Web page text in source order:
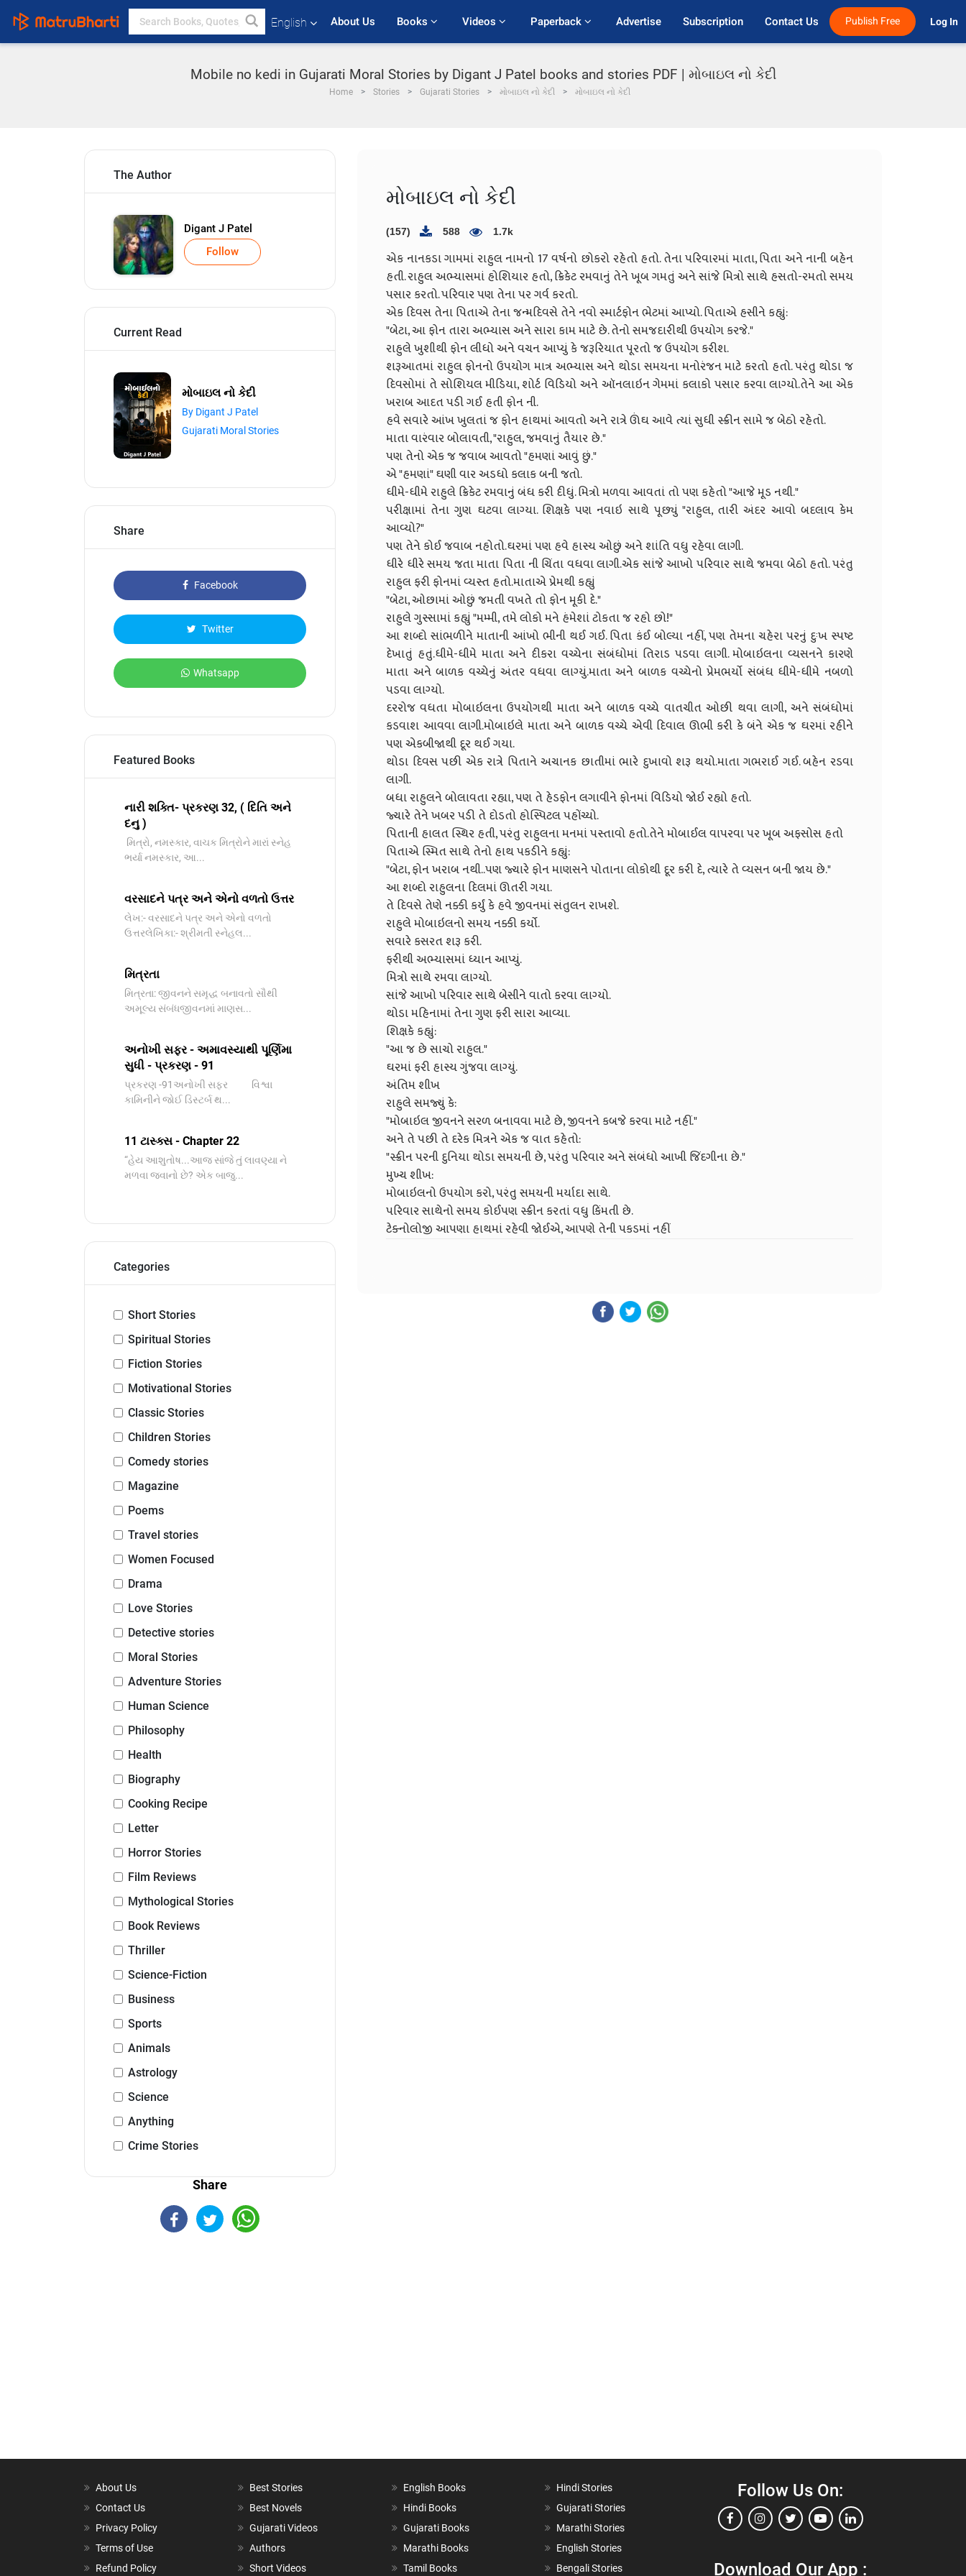
English About Us Books Videos Paperback Advertise Subscription Contact Us Publish Free Log In
Mobile no kedi in Gujarati Moral Stories by Digant J Patel books and stories PDF | મોબાઇલ નો કેદી
Home Stories Gujarati Stories મોબાઇલ નો કેદી મોબાઇલ નો કેદી
The Author
Digant J Patel
Follow
Current Read
મોબાઇલ નો કેદી
By Digant J Patel
Gujarati Moral Stories
Share
Facebook
Twitter
Whatsapp
Featured Books
નારી શક્તિ- પ્રકરણ 32, ( દિતિ અને
દનુ )
મિત્રો, નમસ્કાર, વાચક મિત્રોને મારાં સ્નેહ
ભર્યા નમસ્કાર, આ...
વરસાદને પત્ર અને એનો વળતો ઉત્તર
લેખ:- વરસાદને પત્ર અને એનો વળતો
ઉત્તરલેખિકા:- શ્રીમતી સ્નેહલ...
મિત્રતા
મિત્રતા: જીવનને સમૃદ્ધ બનાવતો સૌથી
અમૂલ્ય સંબંધજીવનમાં માણસ...
અનોખી સફર - અમાવસ્યાથી પૂર્ણિમા
સુધી - પ્રકરણ - 91
પ્રકરણ -91અનોખી સફર વિશ્વા
કામિનીને જોઈ ડિસ્ટર્બ થ...
11 ટાસ્ક્સ - Chapter 22
“હેય આશુતોષ...આજ સાંજે તું લાવણ્યા ને
મળવા જવાનો છે? એક બાજુ...
Categories
Short Stories
Spiritual Stories
Fiction Stories
Motivational Stories
Classic Stories
Children Stories
Comedy stories
Magazine
Poems
Travel stories
Women Focused
Drama
Love Stories
Detective stories
Moral Stories
Adventure Stories
Human Science
Philosophy
Health
Biography
Cooking Recipe
Letter
Horror Stories
Film Reviews
Mythological Stories
Book Reviews
Thriller
Science-Fiction
Business
Sports
Animals
Astrology
Science
Anything
Crime Stories
Share
મોબાઇલ નો કેદી
(157) 588 1.7k
એક નાનકડા ગામમાં રાહુલ નામનો 17 વર્ષનો છોકરો રહેતો હતો. તેના પરિવારમાં માતા, પિતા અને નાની બહેન
હતી. રાહુલ અભ્યાસમાં હોશિયાર હતો, ક્રિકેટ રમવાનું તેને ખૂબ ગમતું અને સાંજે મિત્રો સાથે હસતો-રમતો સમય
પસાર કરતો. પરિવાર પણ તેના પર ગર્વ કરતો.
એક દિવસ તેના પિતાએ તેના જન્મદિવસે તેને નવો સ્માર્ટફોન ભેટમાં આપ્યો. પિતાએ હસીને કહ્યું:
"બેટા, આ ફોન તારા અભ્યાસ અને સારા કામ માટે છે. તેનો સમજદારીથી ઉપયોગ કરજે."
રાહુલે ખુશીથી ફોન લીધો અને વચન આપ્યું કે જરૂરિયાત પૂરતો જ ઉપયોગ કરીશ.
શરૂઆતમાં રાહુલ ફોનનો ઉપયોગ માત્ર અભ્યાસ અને થોડા સમયના મનોરંજન માટે કરતો હતો. પરંતુ થોડા જ
દિવસોમાં તે સોશિયલ મીડિયા, શોર્ટ વિડિયો અને ઑનલાઇન ગેમમાં કલાકો પસાર કરવા લાગ્યો.તેને આ એક
ખરાબ આદત પડી ગઈ હતી ફોન ની.
હવે સવારે આંખ ખુલતાં જ ફોન હાથમાં આવતો અને રાત્રે ઊંઘ આવે ત્યાં સુધી સ્ક્રીન સામે જ બેઠો રહેતો.
માતા વારંવાર બોલાવતી, "રાહુલ, જમવાનું તૈયાર છે."
પણ તેનો એક જ જવાબ આવતો "હમણાં આવું છું."
એ "હમણાં" ઘણી વાર અડધો કલાક બની જતો.
ધીમે-ધીમે રાહુલે ક્રિકેટ રમવાનું બંધ કરી દીધું. મિત્રો મળવા આવતાં તો પણ કહેતો "આજે મૂડ નથી."
પરીક્ષામાં તેના ગુણ ઘટવા લાગ્યા. શિક્ષકે પણ નવાઇ સાથે પૂછ્યું "રાહુલ, તારી અંદર આવો બદલાવ કેમ
આવ્યો?"
પણ તેને કોઈ જવાબ નહોતો.ઘરમાં પણ હવે હાસ્ય ઓછું અને શાંતિ વધુ રહેવા લાગી.
ધીરે ધીરે સમય જતા માતા પિતા ની ચિંતા વધવા લાગી.એક સાંજે આખો પરિવાર સાથે જમવા બેઠો હતો. પરંતુ
રાહુલ ફરી ફોનમાં વ્યસ્ત હતો.માતાએ પ્રેમથી કહ્યું
"બેટા, ઓછામાં ઓછું જમતી વખતે તો ફોન મૂકી દે."
રાહુલે ગુસ્સામાં કહ્યું "મમ્મી, તમે લોકો મને હંમેશાં ટોકતા જ રહો છો!"
આ શબ્દો સાંભળીને માતાની આંખો ભીની થઈ ગઈ. પિતા કંઈ બોલ્યા નહીં, પણ તેમના ચહેરા પરનું દુઃખ સ્પષ્ટ
દેખાતું હતું.ધીમે-ધીમે માતા અને દીકરા વચ્ચેના સંબંધોમાં તિરાડ પડવા લાગી. મોબાઇલના વ્યસનને કારણે
માતા અને બાળક વચ્ચેનું અંતર વધવા લાગ્યું.માતા અને બાળક વચ્ચેનો પ્રેમભર્યો સંબંધ ધીમે-ધીમે નબળો
પડવા લાગ્યો.
દરરોજ વધતા મોબાઇલના ઉપયોગથી માતા અને બાળક વચ્ચે વાતચીત ઓછી થવા લાગી, અને સંબંધોમાં
કડવાશ આવવા લાગી.મોબાઇલે માતા અને બાળક વચ્ચે એવી દિવાલ ઊભી કરી કે બંને એક જ ઘરમાં રહીને
પણ એકબીજાથી દૂર થઈ ગયા.
થોડા દિવસ પછી એક રાત્રે પિતાને અચાનક છાતીમાં ભારે દુખાવો શરૂ થયો.માતા ગભરાઈ ગઈ. બહેન રડવા
લાગી.
બધા રાહુલને બોલાવતા રહ્યા, પણ તે હેડફોન લગાવીને ફોનમાં વિડિયો જોઈ રહ્યો હતો.
જ્યારે તેને ખબર પડી તે દોડતો હોસ્પિટલ પહોંચ્યો.
પિતાની હાલત સ્થિર હતી, પરંતુ રાહુલના મનમાં પસ્તાવો હતો.તેને મોબાઈલ વાપરવા પર ખૂબ અફસોસ હતો
પિતાએ સ્મિત સાથે તેનો હાથ પકડીને કહ્યું:
"બેટા, ફોન ખરાબ નથી..પણ જ્યારે ફોન માણસને પોતાના લોકોથી દૂર કરી દે, ત્યારે તે વ્યસન બની જાય છે."
આ શબ્દો રાહુલના દિલમાં ઊતરી ગયા.
તે દિવસે તેણે નક્કી કર્યું કે હવે જીવનમાં સંતુલન રાખશે.
રાહુલે મોબાઇલનો સમય નક્કી કર્યો.
સવારે કસરત શરૂ કરી.
ફરીથી અભ્યાસમાં ધ્યાન આપ્યું.
મિત્રો સાથે રમવા લાગ્યો.
સાંજે આખો પરિવાર સાથે બેસીને વાતો કરવા લાગ્યો.
થોડા મહિનામાં તેના ગુણ ફરી સારા આવ્યા.
શિક્ષકે કહ્યું:
"આ જ છે સાચો રાહુલ."
ઘરમાં ફરી હાસ્ય ગુંજવા લાગ્યું.
અંતિમ શીખ
રાહુલે સમજ્યું કે:
"મોબાઇલ જીવનને સરળ બનાવવા માટે છે, જીવનને કબજે કરવા માટે નહીં."
અને તે પછી તે દરેક મિત્રને એક જ વાત કહેતો:
"સ્ક્રીન પરની દુનિયા થોડા સમયની છે, પરંતુ પરિવાર અને સંબંધો આખી જિંદગીના છે."
મુખ્ય શીખ:
મોબાઇલનો ઉપયોગ કરો, પરંતુ સમયની મર્યાદા સાથે.
પરિવાર સાથેનો સમય કોઈપણ સ્ક્રીન કરતાં વધુ કિંમતી છે.
ટેક્નોલોજી આપણા હાથમાં રહેવી જોઈએ, આપણે તેની પકડમાં નહીં
About Us
Contact Us
Privacy Policy
Terms of Use
Refund Policy
Best Stories
Best Novels
Gujarati Videos
Authors
Short Videos
English Books
Hindi Books
Gujarati Books
Marathi Books
Tamil Books
Hindi Stories
Gujarati Stories
Marathi Stories
English Stories
Bengali Stories
Follow Us On:
Download Our App :